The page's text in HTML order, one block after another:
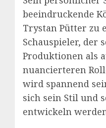
beeindruckende
Trystan Pütter zu
Schauspieler, der
Produktionen als
nuancierteren
wird spannend
sich sein Stil und
entwickeln